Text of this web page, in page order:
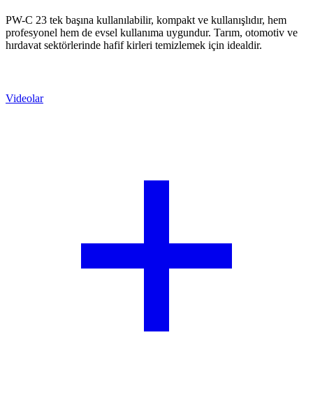
PW-C 23 tek başına kullanılabilir, kompakt ve kullanışlıdır, hem
profesyonel hem de evsel kullanıma uygundur. Tarım, otomotiv ve
hırdavat sektörlerinde hafif kirleri temizlemek için idealdir.
Videolar